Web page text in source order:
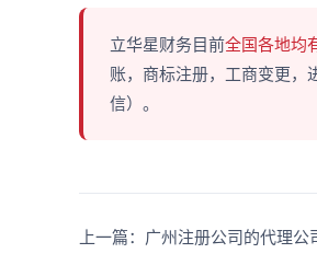
立华星财务目前全国各地均
账，商标注册，工商变更，
信）。
上一篇：广州注册公司的代理公